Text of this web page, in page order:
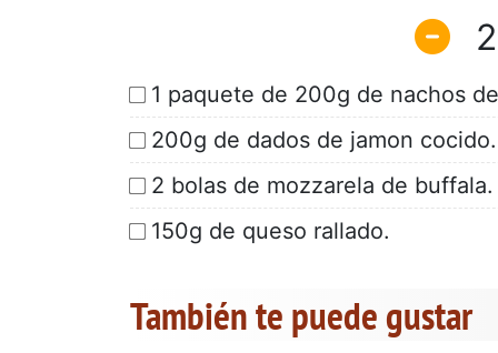
2
1 paquete de 200g de nachos de
200g de dados de jamon cocido.
2 bolas de mozzarela de buffala.
150g de queso rallado.
También te puede gustar